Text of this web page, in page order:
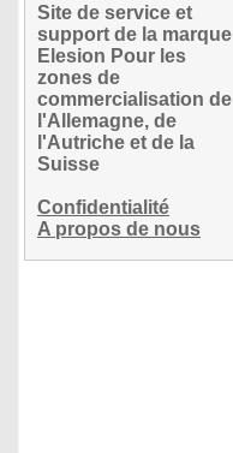
Site de service et
support de la marque
Elesion Pour les
zones de
commercialisation de
l'Allemagne, de
l'Autriche et de la
Suisse
Confidentialité
A propos de nous